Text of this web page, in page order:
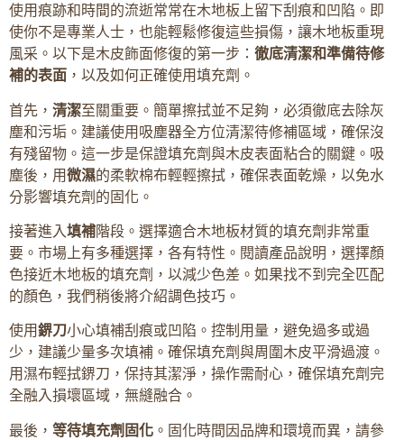
使用痕跡和時間的流逝常常在木地板上留下刮痕和凹陷。即
使你不是專業人士，也能輕鬆修復這些損傷，讓木地板重現
風采。以下是木皮飾面修復的第一步： 徹底清潔和準備待修
補的表面 ，以及如何正確使用填充劑。
首先， 清潔至關重要。簡單擦拭並不足夠，必須徹底去除灰
塵和污垢。建議使用吸塵器全方位清潔待修補區域，確保沒
有殘留物。這一步是保證填充劑與木皮表面粘合的關鍵。吸
塵後，用微濕的柔軟棉布輕輕擦拭，確保表面乾燥，以免水
分影響填充劑的固化。
接著進入填補階段。選擇適合木地板材質的填充劑非常重
要。市場上有多種選擇，各有特性。閱讀產品說明，選擇顏
色接近木地板的填充劑，以減少色差。如果找不到完全匹配
的顏色，我們稍後將介紹調色技巧。
使用鎅刀小心填補刮痕或凹陷。控制用量，避免過多或過
少，建議少量多次填補。確保填充劑與周圍木皮平滑過渡。
用濕布輕拭鎅刀，保持其潔淨，操作需耐心，確保填充劑完
全融入損壞區域，無縫融合。
最後， 等待填充劑固化 。固化時間因品牌和環境而異，請參